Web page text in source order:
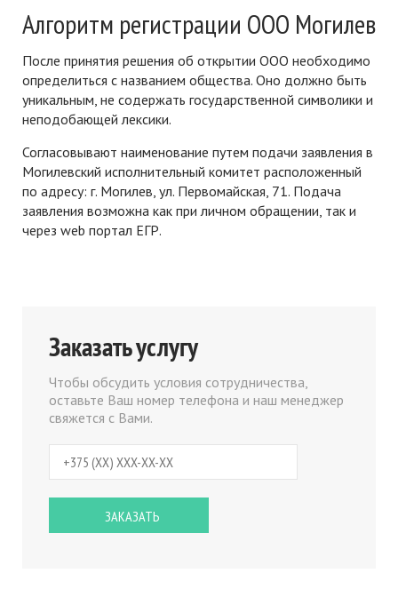
Алгоритм регистрации ООО Могилев
После принятия решения об открытии ООО необходимо
определиться с названием общества. Оно должно быть
уникальным, не содержать государственной символики и
неподобающей лексики.
Согласовывают наименование путем подачи заявления в
Могилевский исполнительный комитет расположенный
по адресу: г. Могилев, ул. Первомайская, 71. Подача
заявления возможна как при личном обращении, так и
через web портал ЕГР.
Заказать услугу
Чтобы обсудить условия сотрудничества,
оставьте Ваш номер телефона и наш менеджер
свяжется с Вами.